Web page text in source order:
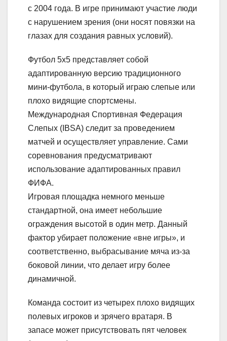
с 2004 года. В игре принимают участие люди
с нарушением зрения (они носят повязки на
глазах для создания равных условий).
Футбол 5х5 представляет собой
адаптированную версию традиционного
мини-футбола, в который играю слепые или
плохо видящие спортсмены.
Международная Спортивная Федерация
Слепых (IBSA) следит за проведением
матчей и осуществляет управление. Сами
соревнования предусматривают
использование адаптированных правил
ФИФА.
Игровая площадка немного меньше
стандартной, она имеет небольшие
ограждения высотой в один метр. Данный
фактор убирает положение «вне игры», и
соответственно, выбрасывание мяча из-за
боковой линии, что делает игру более
динамичной.
Команда состоит из четырех плохо видящих
полевых игроков и зрячего вратаря. В
запасе может присутствовать пят человек